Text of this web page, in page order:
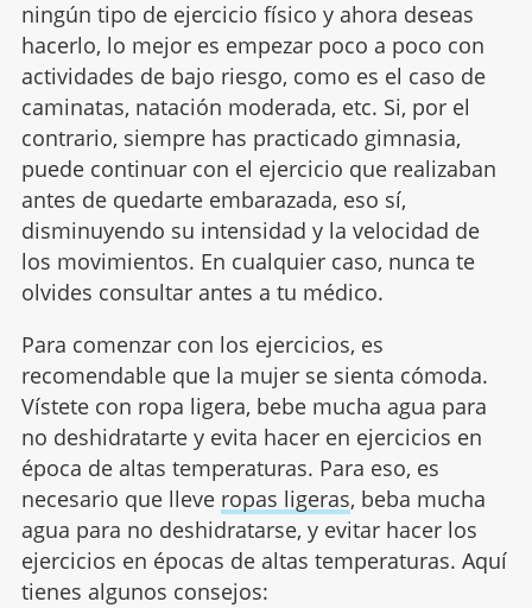
ningún tipo de ejercicio físico y ahora deseas
hacerlo, lo mejor es empezar poco a poco con
actividades de bajo riesgo, como es el caso de
caminatas, natación moderada, etc. Si, por el
contrario, siempre has practicado gimnasia,
puede continuar con el ejercicio que realizaban
antes de quedarte embarazada, eso sí,
disminuyendo su intensidad y la velocidad de
los movimientos. En cualquier caso, nunca te
olvides consultar antes a tu médico.
Para comenzar con los ejercicios, es
recomendable que la mujer se sienta cómoda.
Vístete con ropa ligera, bebe mucha agua para
no deshidratarte y evita hacer en ejercicios en
época de altas temperaturas. Para eso, es
necesario que lleve ropas ligeras, beba mucha
agua para no deshidratarse, y evitar hacer los
ejercicios en épocas de altas temperaturas. Aquí
tienes algunos consejos: